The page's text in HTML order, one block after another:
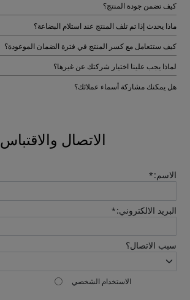
كيف تضمن جودة المنتج؟
ماذا يحدث إذا تم تلف المنتج عند استلام البضاعة؟
كيف ستتعامل مع كسر المنتج في فترة الضمان الموعودة؟
لماذا يجب علينا اختيار شركتك عن غيرها؟
هل يمكنك مشاركة أسماء عملائك؟
الاتصال والاقتباس
الاسم:*
البريد الالكتروني:*
سبب الاتصال؟
الاستخدام الشخصي